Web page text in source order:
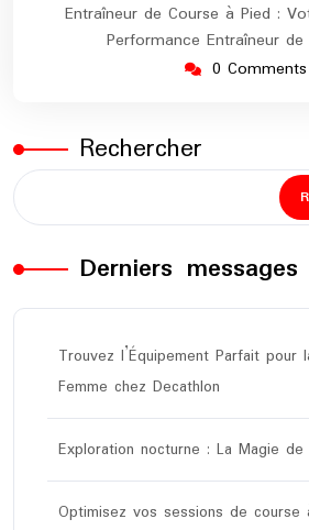
Entraîneur de Course à Pied :
Performance Entraîneur
0 Comments
Rechercher
Derniers messages
Trouvez l’Équipement Parfait pour
Femme chez Decathlon
Exploration nocturne : La Magie
Optimisez vos sessions de course